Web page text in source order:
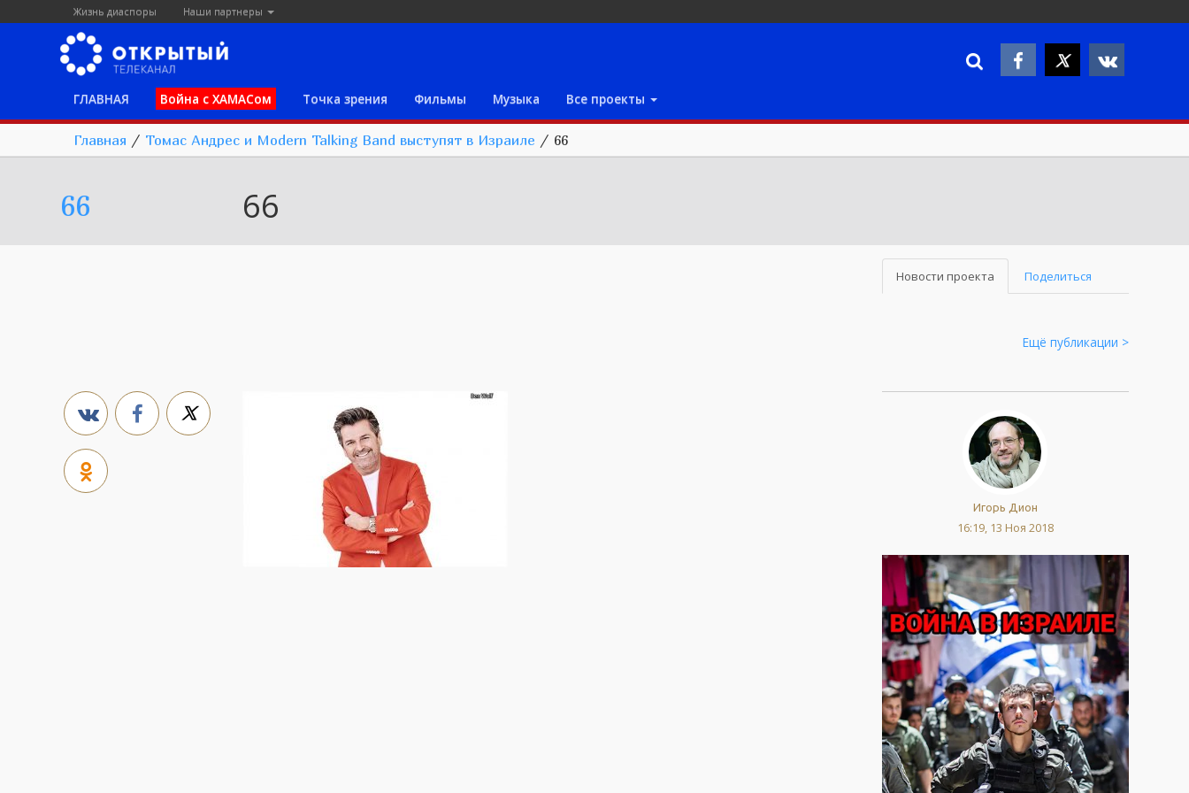
Жизнь диаспоры Наши партнеры
ГЛАВНАЯ Война с ХАМАСом Точка зрения Фильмы Музыка Все проекты
Главная / Томас Андрес и Modern Talking Band выступят в Израиле / 66
66 66
Новости проекта Поделиться
Ещё публикации >
Игорь Дион
16:19, 13 Ноя 2018